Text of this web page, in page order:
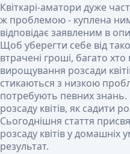
Квіткарі-аматори дуже
ж проблемою - куплена
відповідає заявленим в
Щоб уберегти себе від
втрачені гроші, багато
вирощування розсади
стикаються з низкою
потребують певних знань.
розсаду квітів, як садити
Сьогоднішня стаття
розсаду квітів у домашніх
результат.